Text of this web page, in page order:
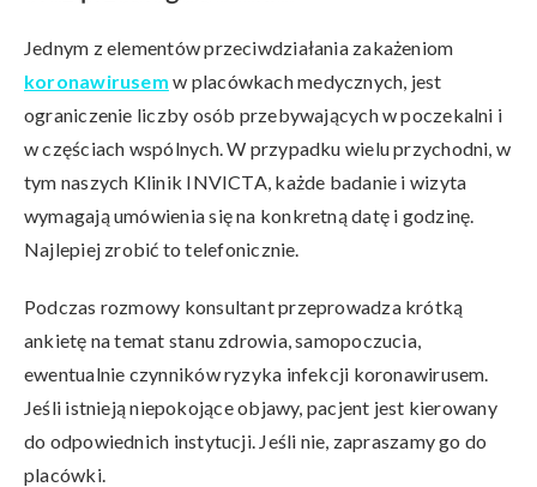
Jednym z elementów przeciwdziałania zakażeniom
koronawirusem w placówkach medycznych, jest
ograniczenie liczby osób przebywających w poczekalni i
w częściach wspólnych. W przypadku wielu przychodni, w
tym naszych Klinik INVICTA, każde badanie i wizyta
wymagają umówienia się na konkretną datę i godzinę.
Najlepiej zrobić to telefonicznie.
Podczas rozmowy konsultant przeprowadza krótką
ankietę na temat stanu zdrowia, samopoczucia,
ewentualnie czynników ryzyka infekcji koronawirusem.
Jeśli istnieją niepokojące objawy, pacjent jest kierowany
do odpowiednich instytucji. Jeśli nie, zapraszamy go do
placówki.